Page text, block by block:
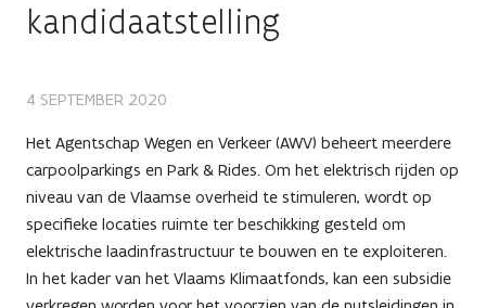
kandidaatstelling
Elektrische
laadinfrastructuur
op
carpoolparkings
en
4 SEPTEMBER 2020
Het Agentschap Wegen en Verkeer (AWV) beheert meerdere
carpoolparkings en Park & Rides. Om het elektrisch rijden op
niveau van de Vlaamse overheid te stimuleren, wordt op
specifieke locaties ruimte ter beschikking gesteld om
elektrische laadinfrastructuur te bouwen en te exploiteren.
In het kader van het Vlaams Klimaatfonds, kan een subsidie